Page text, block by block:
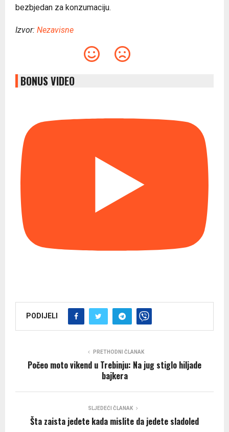
bezbjedan za konzumaciju.
Izvor: Nezavisne
BONUS VIDEO
PODIJELI
PRETHODNI ČLANAK
Počeo moto vikend u Trebinju: Na jug stiglo hiljade
bajkera
SLJEDEĆI ČLANAK
Šta zaista jedete kada mislite da jedete sladoled